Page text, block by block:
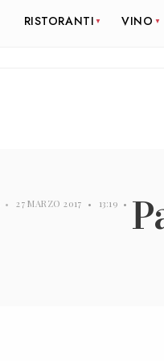
RISTORANTI VINO
• 27 MARZO 2017 • 13:19 •